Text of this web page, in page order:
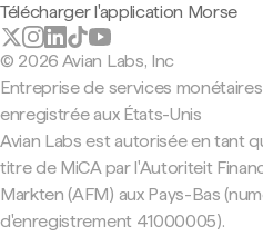
Télécharger l'application Morse
© 2026 Avian Labs, Inc
Entreprise de services monétaires
enregistrée aux États-Unis
Avian Labs est autorisée en tant
titre de MiCA par l'Autoriteit
Markten (AFM) aux Pays-Bas
d'enregistrement 41000005).